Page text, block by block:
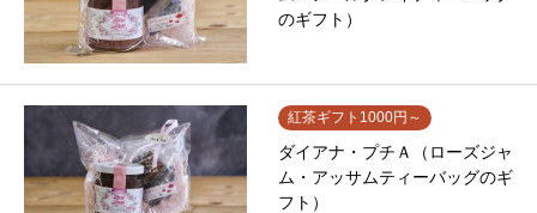
のギフト）
紅茶ギフト1000円～
ダイアナ・プチＡ（ローズジャ
ム・アッサムティーバッグのギ
フト）